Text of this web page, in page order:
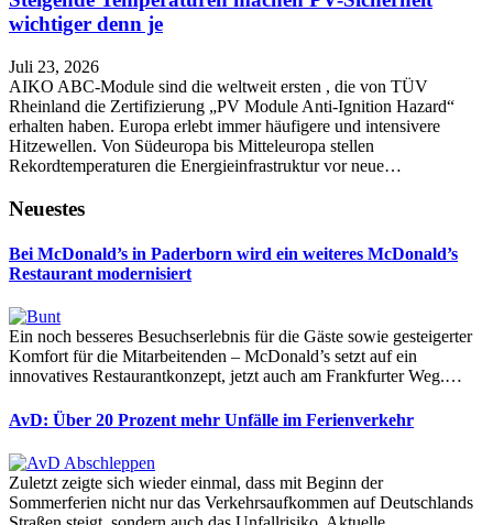
wichtiger denn je
Juli 23, 2026
AIKO ABC-Module sind die weltweit ersten , die von TÜV
Rheinland die Zertifizierung „PV Module Anti-Ignition Hazard“
erhalten haben. Europa erlebt immer häufigere und intensivere
Hitzewellen. Von Südeuropa bis Mitteleuropa stellen
Rekordtemperaturen die Energieinfrastruktur vor neue…
Neuestes
Bei McDonald’s in Paderborn wird ein weiteres McDonald’s
Restaurant modernisiert
Ein noch besseres Besuchserlebnis für die Gäste sowie gesteigerter
Komfort für die Mitarbeitenden – McDonald’s setzt auf ein
innovatives Restaurantkonzept, jetzt auch am Frankfurter Weg.…
AvD: Über 20 Prozent mehr Unfälle im Ferienverkehr
Zuletzt zeigte sich wieder einmal, dass mit Beginn der
Sommerferien nicht nur das Verkehrsaufkommen auf Deutschlands